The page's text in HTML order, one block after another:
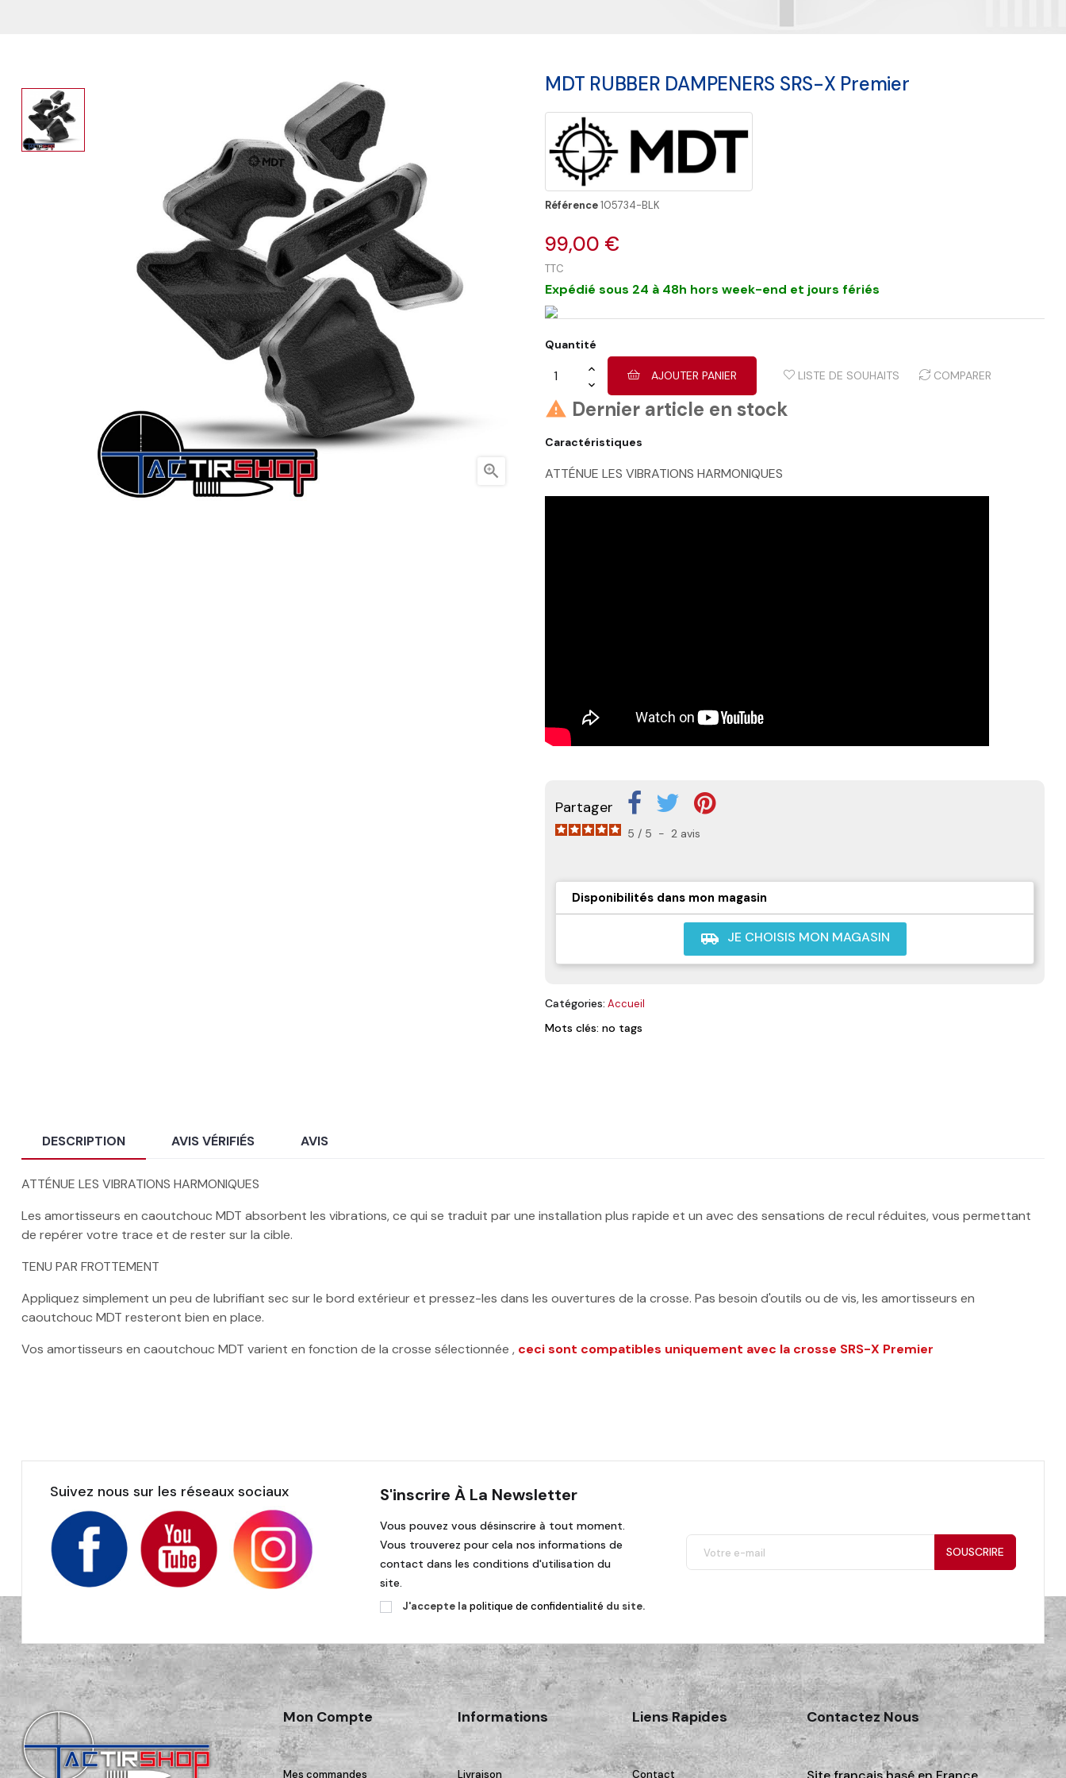

MDT RUBBER DAMPENERS SRS-X Premier
Référence105734-BLK
99,00 €
TTC
Expédié sous 24 à 48h hors week-end et jours fériés
Quantité
AJOUTER PANIER LISTE DE SOUHAITS COMPARER
 Dernier article en stock
Caractéristiques
ATTÉNUE LES VIBRATIONS HARMONIQUES
Partager
5 / 5 - 2 avis
Disponibilités dans mon magasin
airport_shuttle JE CHOISIS MON MAGASIN
Catégories: Accueil
Mots clés: no tags
DESCRIPTION AVIS VÉRIFIÉS AVIS
ATTÉNUE LES VIBRATIONS HARMONIQUES
Les amortisseurs en caoutchouc MDT absorbent les vibrations, ce qui se traduit par une installation plus rapide et un avec des sensations de recul réduites, vous permettant
de repérer votre trace et de rester sur la cible.
TENU PAR FROTTEMENT
Appliquez simplement un peu de lubrifiant sec sur le bord extérieur et pressez-les dans les ouvertures de la crosse. Pas besoin d'outils ou de vis, les amortisseurs en
caoutchouc MDT resteront bien en place.
Vos amortisseurs en caoutchouc MDT varient en fonction de la crosse sélectionnée , ceci sont compatibles uniquement avec la crosse SRS-X Premier
Suivez nous sur les réseaux sociaux S'inscrire À La Newsletter
Vous pouvez vous désinscrire à tout moment.
Vous trouverez pour cela nos informations de
contact dans les conditions d'utilisation du
site.
J'accepte la politique de confidentialité du site.
SOUSCRIRE
Mon Compte
Mes commandes
Informations
Livraison
Liens Rapides
Contact
Contactez Nous